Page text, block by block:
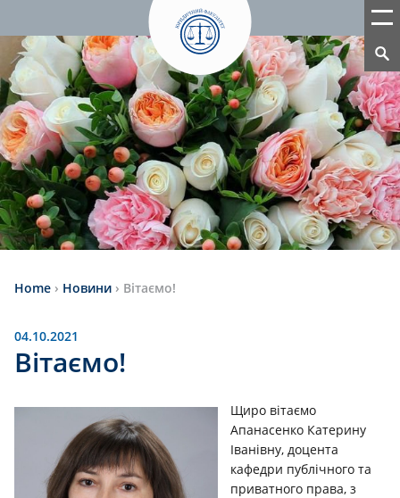
Home › Новини › Вітаємо!
04.10.2021
Вітаємо!
Щиро вітаємо
Апанасенко Катерину
Іванівну, доцента
кафедри публічного та
приватного права, з